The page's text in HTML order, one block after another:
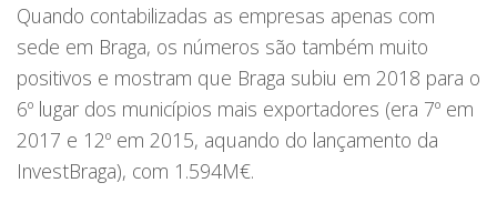
Quando contabilizadas as empresas apenas com
sede em Braga, os números são também muito
positivos e mostram que Braga subiu em 2018 para o
6º lugar dos municípios mais exportadores (era 7º em
2017 e 12º em 2015, aquando do lançamento da
InvestBraga), com 1.594M€.